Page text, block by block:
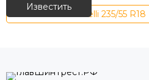
Известить
Летние шины Pirelli 235/55 R18